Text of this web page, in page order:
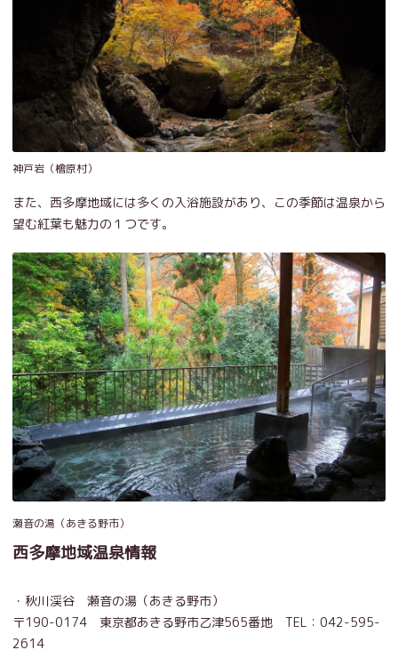
神戸岩（檜原村）
また、西多摩地域には多くの入浴施設があり、この季節は温泉から
望む紅葉も魅力の１つです。
瀬音の湯（あきる野市）
西多摩地域温泉情報
・秋川渓谷 瀬音の湯（あきる野市）
〒190-0174 東京都あきる野市乙津565番地 TEL：042-595-
2614